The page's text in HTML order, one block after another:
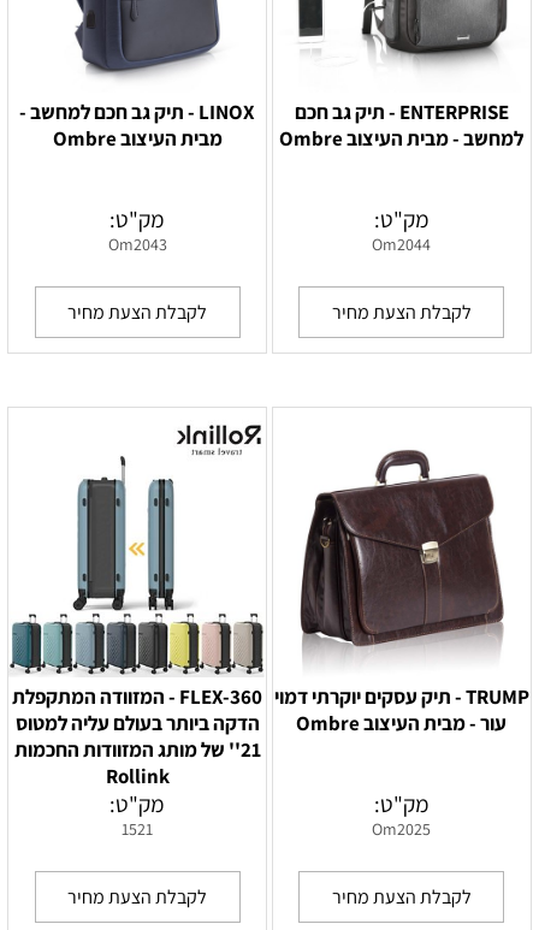
ENTERPRISE - תיק גב חכם
למחשב - מבית העיצוב Ombre
מק"ט:
Om2044
לקבלת הצעת מחיר
LINOX - תיק גב חכם למחשב -
מבית העיצוב Ombre
מק"ט:
Om2043
לקבלת הצעת מחיר
TRUMP - תיק עסקים יוקרתי דמוי
עור - מבית העיצוב Ombre
מק"ט:
Om2025
לקבלת הצעת מחיר
FLEX-360 - המזוודה המתקפלת
הדקה ביותר בעולם עליה למטוס
21'' של מותג המזוודות החכמות
Rollink
מק"ט:
1521
לקבלת הצעת מחיר